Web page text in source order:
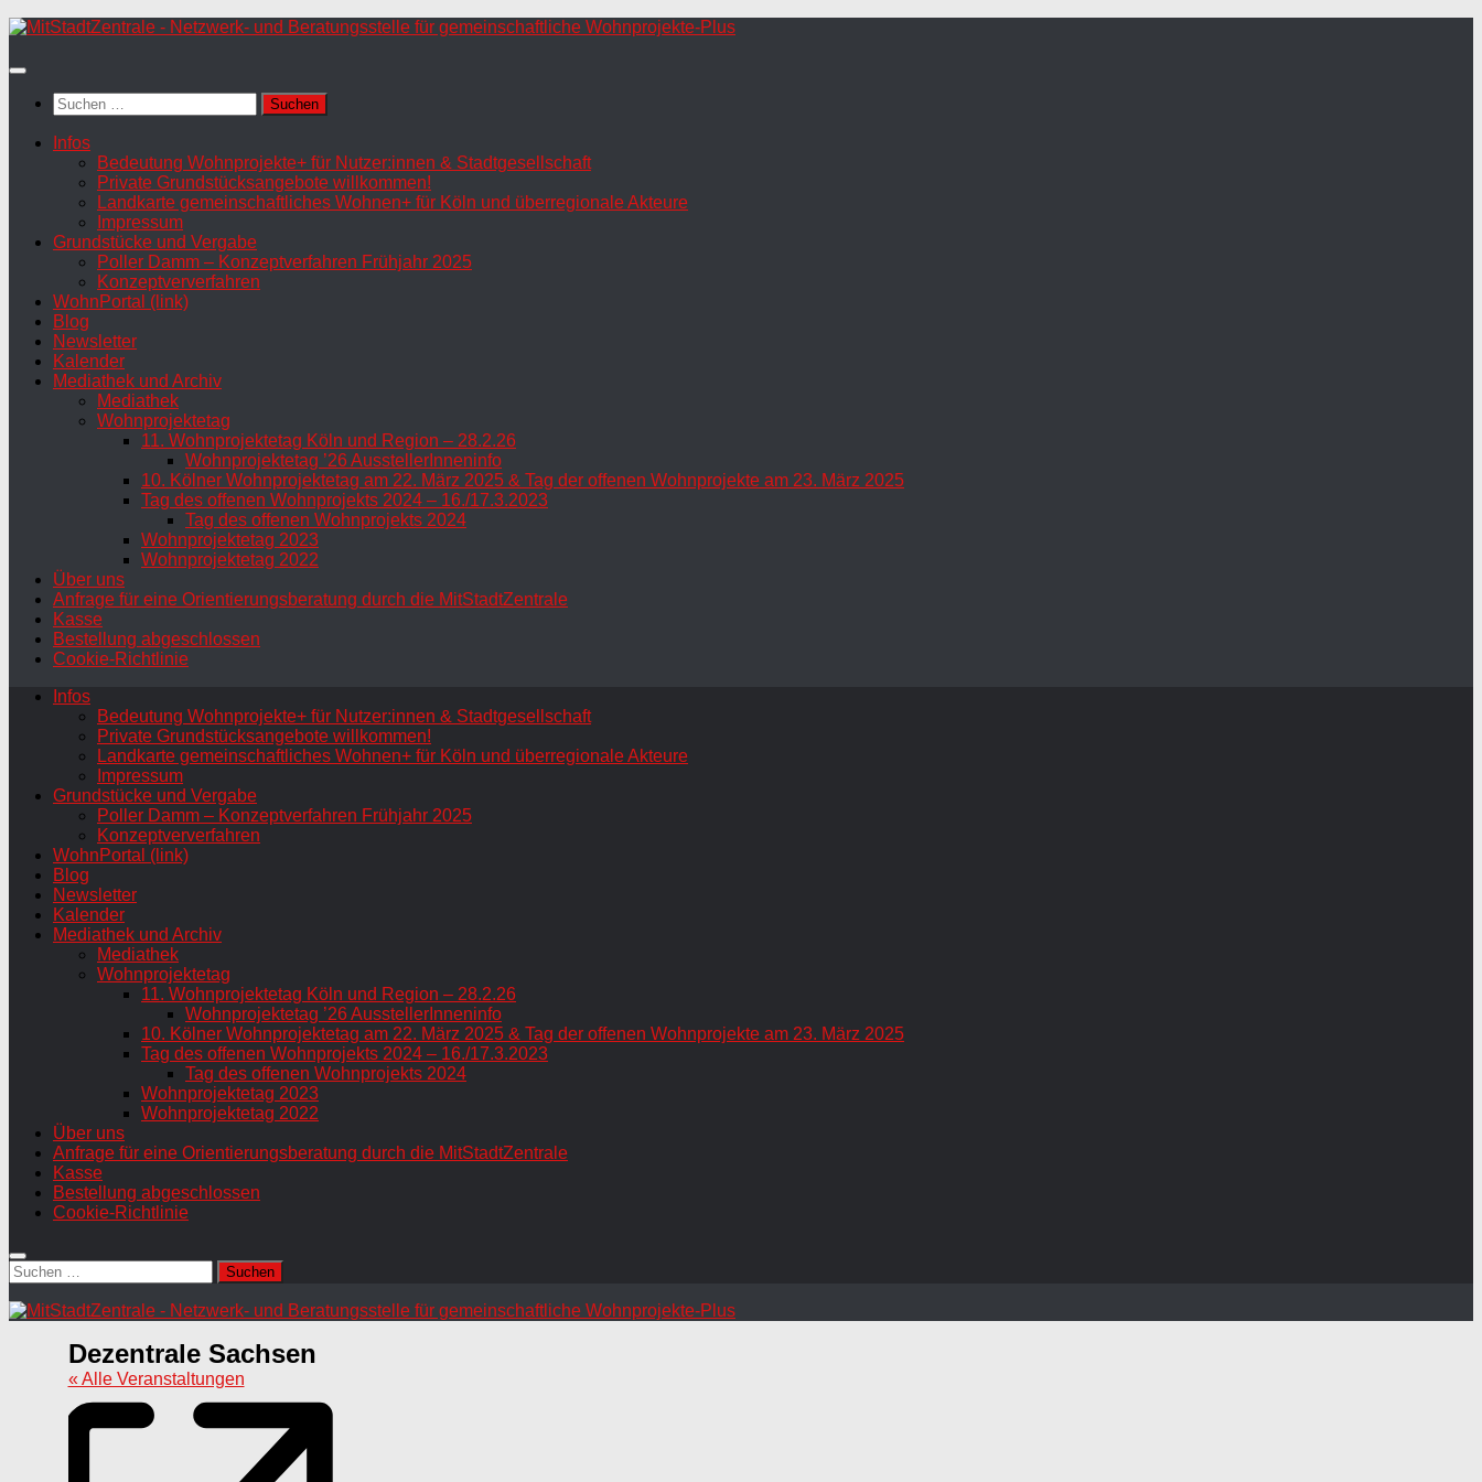
Zum
springen
Suchen
nach:
Infos
Bedeutung Wohnprojekte+ für Nutzer:innen & Stadtgesellschaft
Private Grundstücksangebote willkommen!
Landkarte gemeinschaftliches Wohnen+ für Köln und überregionale Akteure
Impressum
Grundstücke und Vergabe
Poller Damm – Konzeptverfahren Frühjahr 2025
Konzeptververfahren
WohnPortal (link)
Blog
Newsletter
Kalender
Mediathek und Archiv
Mediathek
Wohnprojektetag
11. Wohnprojektetag Köln und Region – 28.2.26
Wohnprojektetag ’26 AusstellerInneninfo
10. Kölner Wohnprojektetag am 22. März 2025 & Tag der offenen Wohnprojekte am 23. März 2025
Tag des offenen Wohnprojekts 2024 – 16./17.3.2023
Tag des offenen Wohnprojekts 2024
Wohnprojektetag 2023
Wohnprojektetag 2022
Über uns
Anfrage für eine Orientierungsberatung durch die MitStadtZentrale
Kasse
Bestellung abgeschlossen
Cookie-Richtlinie
Infos
Bedeutung Wohnprojekte+ für Nutzer:innen & Stadtgesellschaft
Private Grundstücksangebote willkommen!
Landkarte gemeinschaftliches Wohnen+ für Köln und überregionale Akteure
Impressum
Grundstücke und Vergabe
Poller Damm – Konzeptverfahren Frühjahr 2025
Konzeptververfahren
WohnPortal (link)
Blog
Newsletter
Kalender
Mediathek und Archiv
Mediathek
Wohnprojektetag
11. Wohnprojektetag Köln und Region – 28.2.26
Wohnprojektetag ’26 AusstellerInneninfo
10. Kölner Wohnprojektetag am 22. März 2025 & Tag der offenen Wohnprojekte am 23. März 2025
Tag des offenen Wohnprojekts 2024 – 16./17.3.2023
Tag des offenen Wohnprojekts 2024
Wohnprojektetag 2023
Wohnprojektetag 2022
Über uns
Anfrage für eine Orientierungsberatung durch die MitStadtZentrale
Kasse
Bestellung abgeschlossen
Cookie-Richtlinie
Suchen
nach:
Dezentrale Sachsen
« Alle Veranstaltungen